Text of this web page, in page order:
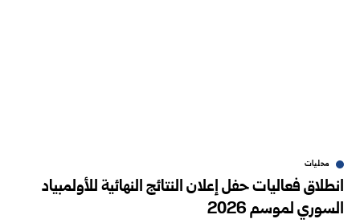
محليات
انطلاق فعاليات حفل إعلان النتائج النهائية للأولمبياد
السوري لموسم 2026